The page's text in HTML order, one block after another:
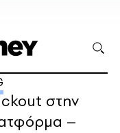
στην
–